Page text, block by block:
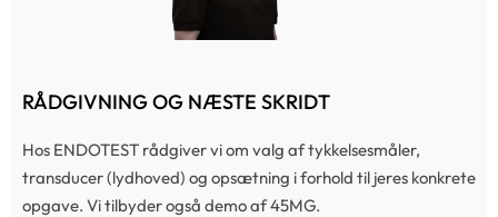
RÅDGIVNING OG NÆSTE SKRIDT
Hos ENDOTEST rådgiver vi om valg af tykkelsesmåler,
transducer (lydhoved) og opsætning i forhold til jeres konkrete
opgave. Vi tilbyder også demo af 45MG.